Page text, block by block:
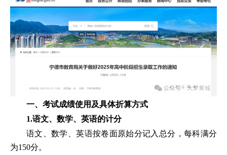
一、考试成绩使用及具体折算方式
1.语文、数学、英语的计分
语文、数学、英语按卷面原始分记入总分，每科满分
为150分。